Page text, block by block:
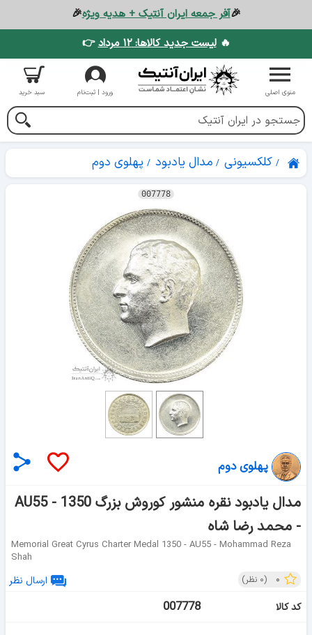
🎉آفر جمعه ایران آنتیک + هدیه ویژه🎉
🔥لیست جدید کالاها: ۱۲ مرداد 👉
منوی اصلی ورود | ثبت‌نام سبد خرید
کلکسیونی مدال یادبود پهلوی دوم
007778
پهلوی دوم
مدال یادبود نقره منشور کوروش بزرگ 1350 - AU55
- محمد رضا شاه
Memorial Great Cyrus Charter Medal 1350 - AU55 - Mohammad Reza
Shah
۰ (۰ نظر)
ارسال نظر
کد کالا
007778